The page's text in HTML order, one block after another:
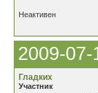
Неактивен
2009-
Гладких
Участник